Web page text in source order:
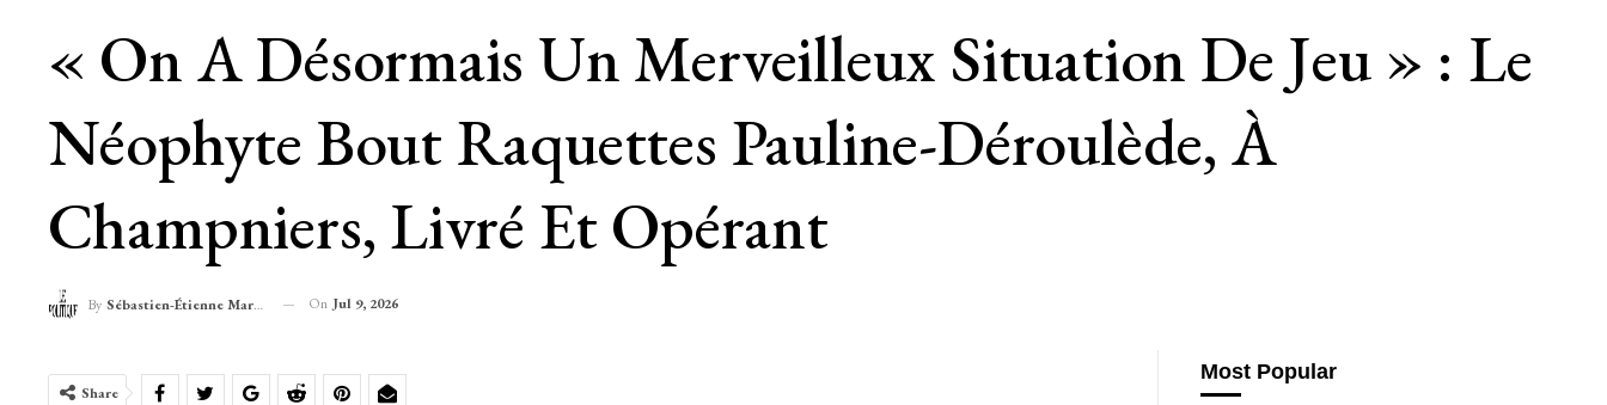
« On A Désormais Un Merveilleux Situation De Jeu » : Le
Néophyte Bout Raquettes Pauline-Déroulède, À
Champniers, Livré Et Opérant
By Sébastien-Étienne Marechal On Jul 9, 2026
Share
Most Popular